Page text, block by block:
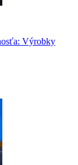
Výrobky